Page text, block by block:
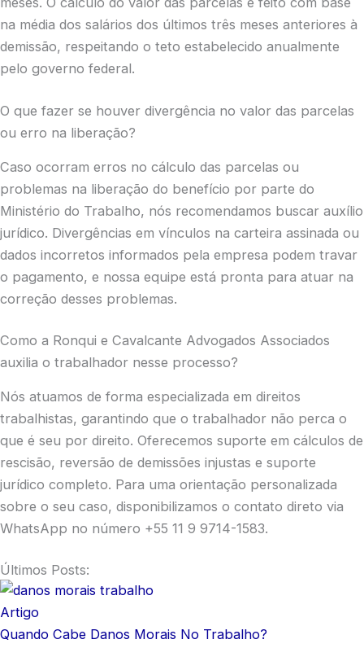
na média dos salários dos últimos três meses anteriores à
demissão, respeitando o teto estabelecido anualmente
pelo governo federal.
O que fazer se houver divergência no valor das parcelas
ou erro na liberação?
Caso ocorram erros no cálculo das parcelas ou
problemas na liberação do benefício por parte do
Ministério do Trabalho, nós recomendamos buscar auxílio
jurídico. Divergências em vínculos na carteira assinada ou
dados incorretos informados pela empresa podem travar
o pagamento, e nossa equipe está pronta para atuar na
correção desses problemas.
Como a Ronqui e Cavalcante Advogados Associados
auxilia o trabalhador nesse processo?
Nós atuamos de forma especializada em direitos
trabalhistas, garantindo que o trabalhador não perca o
que é seu por direito. Oferecemos suporte em cálculos de
rescisão, reversão de demissões injustas e suporte
jurídico completo. Para uma orientação personalizada
sobre o seu caso, disponibilizamos o contato direto via
WhatsApp no número +55 11 9 9714-1583.
Últimos Posts:
Artigo
Quando Cabe Danos Morais No Trabalho?